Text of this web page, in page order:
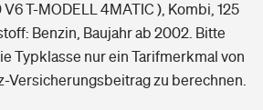
T-MODELL 4MATIC ), Kombi, 125
Benzin, Baujahr ab 2002. Bitte
Typklasse nur ein Tarifmerkmal von
Versicherungsbeitrag zu berechnen.